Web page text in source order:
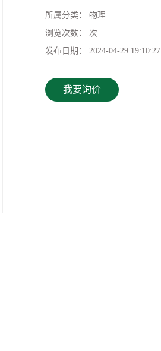
所属分类：
物理
浏览次数：
次
发布日期：
2024-04-29 19:10:27
我要询价